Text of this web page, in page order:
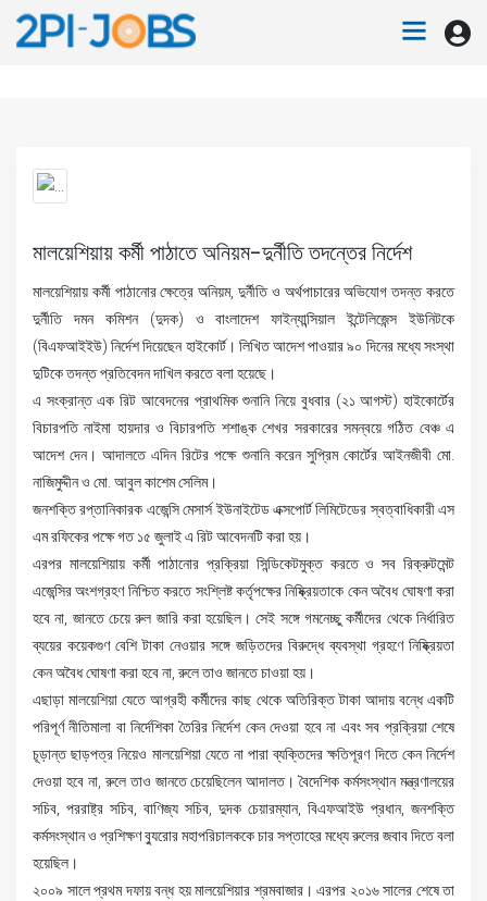
মালয়েশিয়ায় কর্মী পাঠাতে অনিয়ম-দুর্নীতি তদন্তের নির্দেশ
মালয়েশিয়ায় কর্মী পাঠানোর ক্ষেত্রে অনিয়ম, দুর্নীতি ও অর্থপাচারের অভিযোগ তদন্ত করতে
দুর্নীতি দমন কমিশন (দুদক) ও বাংলাদেশ ফাইন্যান্সিয়াল ইন্টেলিজেন্স ইউনিটকে
(বিএফআইইউ) নির্দেশ দিয়েছেন হাইকোর্ট। লিখিত আদেশ পাওয়ার ৯০ দিনের মধ্যে সংস্থা
দুটিকে তদন্ত প্রতিবেদন দাখিল করতে বলা হয়েছে।
এ সংক্রান্ত এক রিট আবেদনের প্রাথমিক শুনানি নিয়ে বুধবার (২১ আগস্ট) হাইকোর্টের
বিচারপতি নাইমা হায়দার ও বিচারপতি শশাঙ্ক শেখর সরকারের সমন্বয়ে গঠিত বেঞ্চ এ
আদেশ দেন। আদালতে এদিন রিটের পক্ষে শুনানি করেন সুপ্রিম কোর্টের আইনজীবী মো.
নাজিমুদ্দীন ও মো. আবুল কাশেম সেলিম।
জনশক্তি রপ্তানিকারক এজেন্সি মেসার্স ইউনাইটেড এক্সপোর্ট লিমিটেডের স্বত্বাধিকারী এস
এম রফিকের পক্ষে গত ১৫ জুলাই এ রিট আবেদনটি করা হয়।
এরপর মালয়েশিয়ায় কর্মী পাঠানোর প্রক্রিয়া সিন্ডিকেটমুক্ত করতে ও সব রিক্রুটমেন্ট
এজেন্সির অংশগ্রহণ নিশ্চিত করতে সংশ্লিষ্ট কর্তৃপক্ষের নিষ্ক্রিয়তাকে কেন অবৈধ ঘোষণা করা
হবে না, জানতে চেয়ে রুল জারি করা হয়েছিল। সেই সঙ্গে গমনেচ্ছু কর্মীদের থেকে নির্ধারিত
ব্যয়ের কয়েকগুণ বেশি টাকা নেওয়ার সঙ্গে জড়িতদের বিরুদ্ধে ব্যবস্থা গ্রহণে নিষ্ক্রিয়তা
কেন অবৈধ ঘোষণা করা হবে না, রুলে তাও জানতে চাওয়া হয়।
এছাড়া মালয়েশিয়া যেতে আগ্রহী কর্মীদের কাছ থেকে অতিরিক্ত টাকা আদায় বন্ধে একটি
পরিপূর্ণ নীতিমালা বা নির্দেশিকা তৈরির নির্দেশ কেন দেওয়া হবে না এবং সব প্রক্রিয়া শেষে
চূড়ান্ত ছাড়পত্র নিয়েও মালয়েশিয়া যেতে না পারা ব্যক্তিদের ক্ষতিপূরণ দিতে কেন নির্দেশ
দেওয়া হবে না, রুলে তাও জানতে চেয়েছিলেন আদালত। বৈদেশিক কর্মসংস্থান মন্ত্রণালয়ের
সচিব, পররাষ্ট্র সচিব, বাণিজ্য সচিব, দুদক চেয়ারম্যান, বিএফআইউ প্রধান, জনশক্তি
কর্মসংস্থান ও প্রশিক্ষণ ব্যুরোর মহাপরিচালককে চার সপ্তাহের মধ্যে রুলের জবাব দিতে বলা
হয়েছিল।
২০০৯ সালে প্রথম দফায় বন্ধ হয় মালয়েশিয়ার শ্রমবাজার। এরপর ২০১৬ সালের শেষে তা